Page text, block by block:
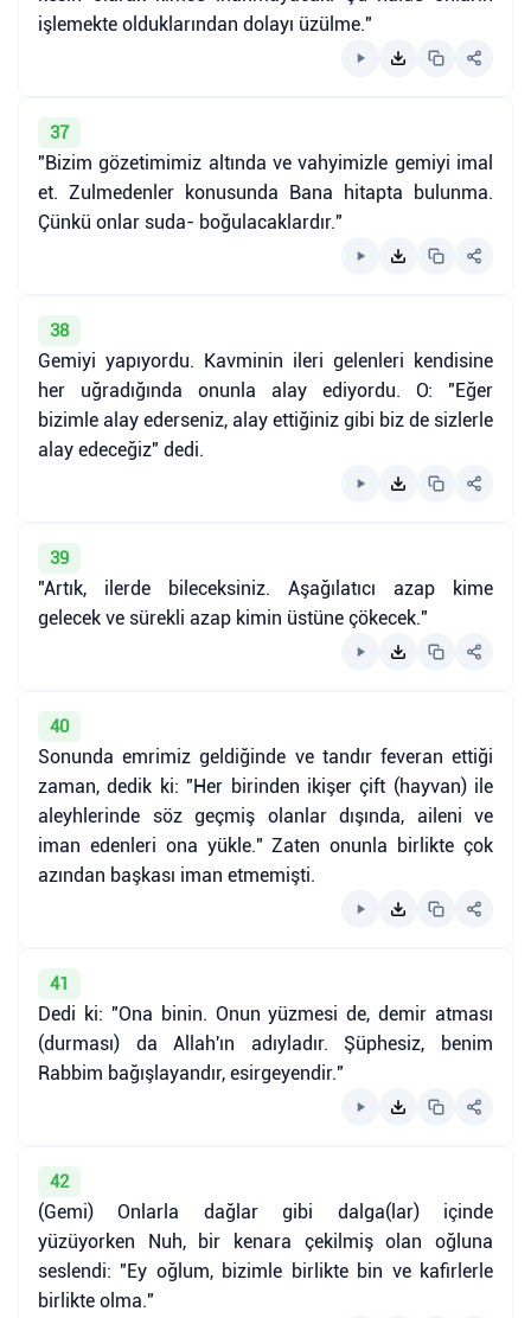
işlemekte olduklarından dolayı üzülme."
37
"Bizim gözetimimiz altında ve vahyimizle gemiyi imal
et. Zulmedenler konusunda Bana hitapta bulunma.
Çünkü onlar suda- boğulacaklardır."
38
Gemiyi yapıyordu. Kavminin ileri gelenleri kendisine
her uğradığında onunla alay ediyordu. O: "Eğer
bizimle alay ederseniz, alay ettiğiniz gibi biz de sizlerle
alay edeceğiz" dedi.
39
"Artık, ilerde bileceksiniz. Aşağılatıcı azap kime
gelecek ve sürekli azap kimin üstüne çökecek."
40
Sonunda emrimiz geldiğinde ve tandır feveran ettiği
zaman, dedik ki: "Her birinden ikişer çift (hayvan) ile
aleyhlerinde söz geçmiş olanlar dışında, aileni ve
iman edenleri ona yükle." Zaten onunla birlikte çok
azından başkası iman etmemişti.
41
Dedi ki: "Ona binin. Onun yüzmesi de, demir atması
(durması) da Allah'ın adıyladır. Şüphesiz, benim
Rabbim bağışlayandır, esirgeyendir."
42
(Gemi) Onlarla dağlar gibi dalga(lar) içinde
yüzüyorken Nuh, bir kenara çekilmiş olan oğluna
seslendi: "Ey oğlum, bizimle birlikte bin ve kafirlerle
birlikte olma."